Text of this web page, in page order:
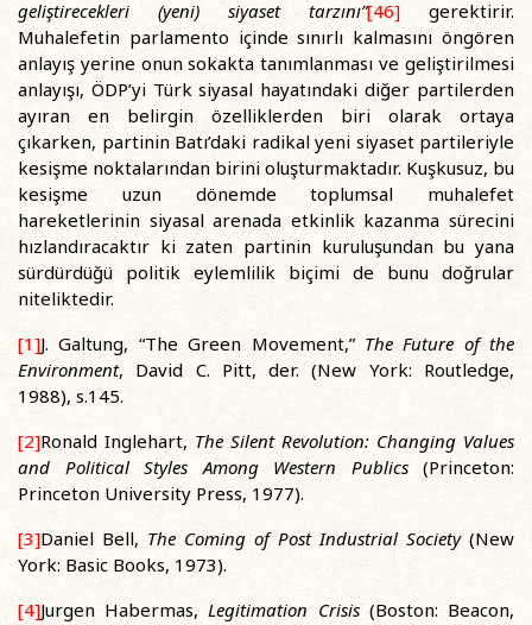
geliştirecekleri (yeni) siyaset tarzını”[46] gerektirir.
Muhalefetin parlamento içinde sınırlı kalmasını öngören
anlayış yerine onun sokakta tanımlanması ve geliştirilmesi
anlayışı, ÖDP’yi Türk siyasal hayatındaki diğer partilerden
ayıran en belirgin özelliklerden biri olarak ortaya
çıkarken, partinin Batı’daki radikal yeni siyaset partileriyle
kesişme noktalarından birini oluşturmaktadır. Kuşkusuz, bu
kesişme uzun dönemde toplumsal muhalefet
hareketlerinin siyasal arenada etkinlik kazanma sürecini
hızlandıracaktır ki zaten partinin kuruluşundan bu yana
sürdürdüğü politik eylemlilik biçimi de bunu doğrular
niteliktedir.
[1]J. Galtung, “The Green Movement,” The Future of the
Environment, David C. Pitt, der. (New York: Routledge,
1988), s.145.
[2]Ronald Inglehart, The Silent Revolution: Changing Values
and Political Styles Among Western Publics(Princeton:
Princeton University Press, 1977).
[3]Daniel Bell, The Coming of Post Industrial Society(New
York: Basic Books, 1973).
[4]Jurgen Habermas,Legitimation Crisis(Boston: Beacon,